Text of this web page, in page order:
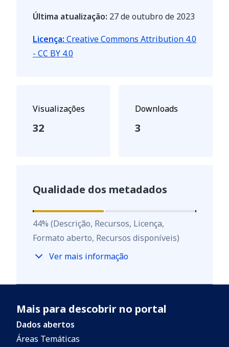
Última atualização: 27 de outubro de 2023
Licença: Creative Commons Attribution 4.0
- CC BY 4.0
Visualizações
32
Downloads
3
Qualidade dos metadados
44%
44% (Descrição, Recursos, Licença,
Formato aberto, Recursos disponíveis)
Ver mais informação
Mais para descobrir no portal
Dados abertos
Áreas Temáticas